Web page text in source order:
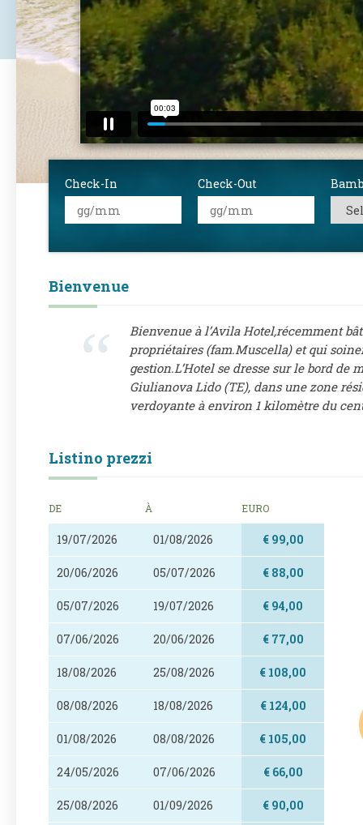
Check-In Check-Out
Bienvenue
Bienvenue à l’Avila Hotel,récemment
propriétaires (fam.Muscella) et qui
gestion.L’Hotel se dresse sur le bord de
Giulianova Lido (TE), dans une zone
verdoyante à environ 1 kilomètre du
Listino prezzi
DE À EURO
19/07/2026 01/08/2026 € 99,00
20/06/2026 05/07/2026 € 88,00
05/07/2026 19/07/2026 € 94,00
07/06/2026 20/06/2026 € 77,00
18/08/2026 25/08/2026 € 108,00
08/08/2026 18/08/2026 € 124,00
01/08/2026 08/08/2026 € 105,00
24/05/2026 07/06/2026 € 66,00
25/08/2026 01/09/2026 € 90,00